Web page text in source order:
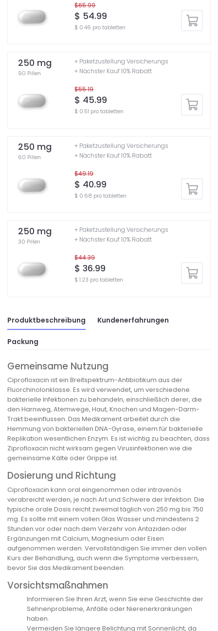
$65.99
$ 54.99
$ 0.46 pro tabletten
250 mg
90 Pillen
$55.19
$ 45.99
$ 0.51 pro tabletten
+ Paketzustellung Versicherungs
+ Nächster Kauf 10% Rabatt
250 mg
60 Pillen
$49.19
$ 40.99
$ 0.68 pro tabletten
+ Paketzustellung Versicherungs
+ Nächster Kauf 10% Rabatt
250 mg
30 Pillen
$44.39
$ 36.99
$ 1.23 pro tabletten
+ Paketzustellung Versicherungs
+ Nächster Kauf 10% Rabatt
Produktbeschreibung Kundenerfahrungen
Packung
Gemeinsame Nutzung
Ciprofloxacin ist ein Breitspektrum-Antibiotikum aus der
Fluorchinolonklasse. Es wird verwendet, um verschiedene
bakterielle Infektionen zu behandeln, einschließlich derer, die
den Harnweg, Atemwege, Haut, Knochen und Magen-Darm-
Trakt beeinflussen. Das Medikament arbeitet durch die
Hemmung von bakteriellen DNA-Gyrase, einem für bakterielle
Replikation wesentlichen Enzym. Es ist wichtig zu beachten, dass
Ziprofloxacin nicht wirksam gegen Virusinfektionen wie die
gemeinsame Kälte oder Grippe ist.
Dosierung und Richtung
Ciprofloxacin kann oral eingenommen oder intravenös
verabreicht werden, je nach Art und Schwere der Infektion. Die
typische orale Dosis reicht zweimal täglich von 250 mg bis 750
mg. Es sollte mit einem vollen Glas Wasser und mindestens 2
Stunden vor oder nach dem Verzehr von Antaziden oder
Ergänzungen mit Calcium, Magnesium oder Eisen
aufgenommen werden. Vervollständigen Sie immer den vollen
Kurs der Behandlung, auch wenn die Symptome verbessern,
bevor Sie das Medikament beenden.
Vorsichtsmaßnahmen
Informieren Sie Ihren Arzt, wenn Sie eine Geschichte der
Sehnenprobleme, Anfälle oder Nierenerkrankungen
haben.
Vermeiden Sie längere Belichtung mit Sonnenlicht, da